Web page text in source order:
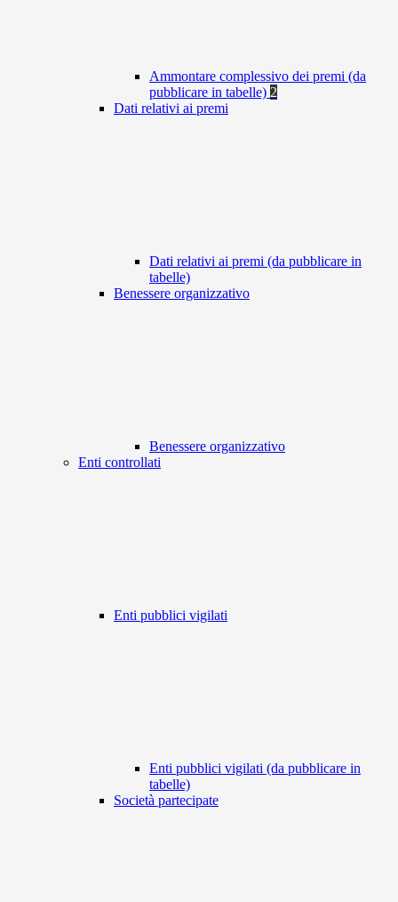
Ammontare complessivo dei premi (da
pubblicare in tabelle) 2
Dati relativi ai premi
Dati relativi ai premi (da pubblicare in
tabelle)
Benessere organizzativo
Benessere organizzativo
Enti controllati
Enti pubblici vigilati
Enti pubblici vigilati (da pubblicare in
tabelle)
Società partecipate